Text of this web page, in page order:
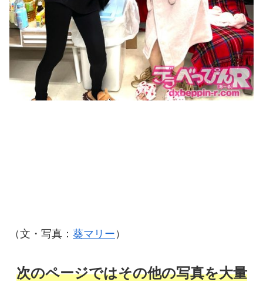
（文・写真： 葵マリー ）
次のページではその他の写真を大量